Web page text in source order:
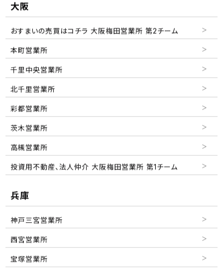
大阪
おすまいの売買はコチラ 大阪梅田営業所 第2チーム
本町営業所
千里中央営業所
北千里営業所
彩都営業所
茨木営業所
高槻営業所
投資用不動産、法人仲介 大阪梅田営業所 第1チーム
兵庫
神戸三宮営業所
西宮営業所
宝塚営業所